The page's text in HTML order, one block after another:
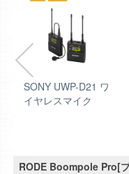
SONY UWP-D21 ワ
イヤレスマイク
RODE Boompole Pro[